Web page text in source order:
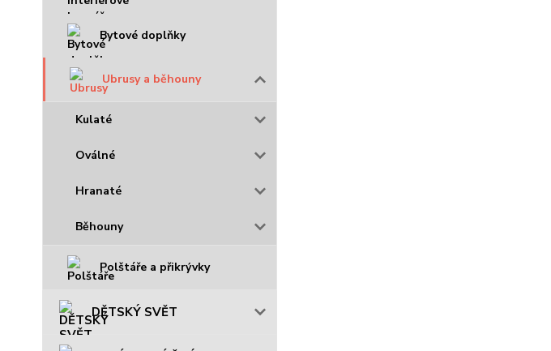
Bytové doplňky
Ubrusy a běhouny
Kulaté
Oválné
Hranaté
Běhouny
Polštáře a přikrývky
DĚTSKÝ SVĚT